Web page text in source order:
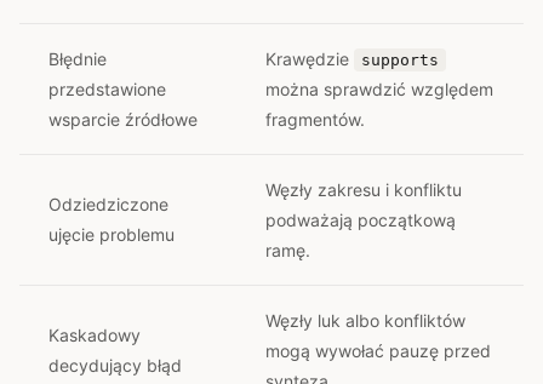
Błędnie
przedstawione
wsparcie źródłowe
Krawędzie supports
można sprawdzić względem
fragmentów.
Odziedziczone
ujęcie problemu
Węzły zakresu i konfliktu
podważają początkową
ramę.
Kaskadowy
decydujący błąd
Węzły luk albo konfliktów
mogą wywołać pauzę przed